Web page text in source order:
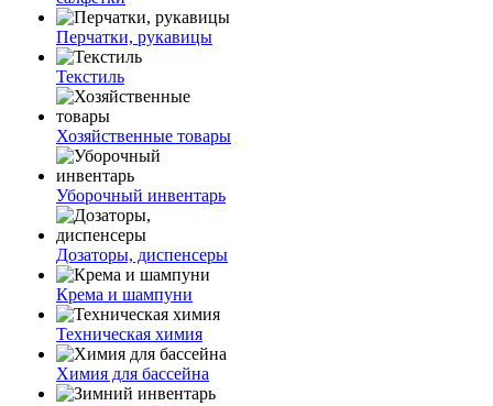
Перчатки, рукавицы
Текстиль
Хозяйственные товары
Уборочный инвентарь
Дозаторы, диспенсеры
Крема и шампуни
Техническая химия
Химия для бассейна